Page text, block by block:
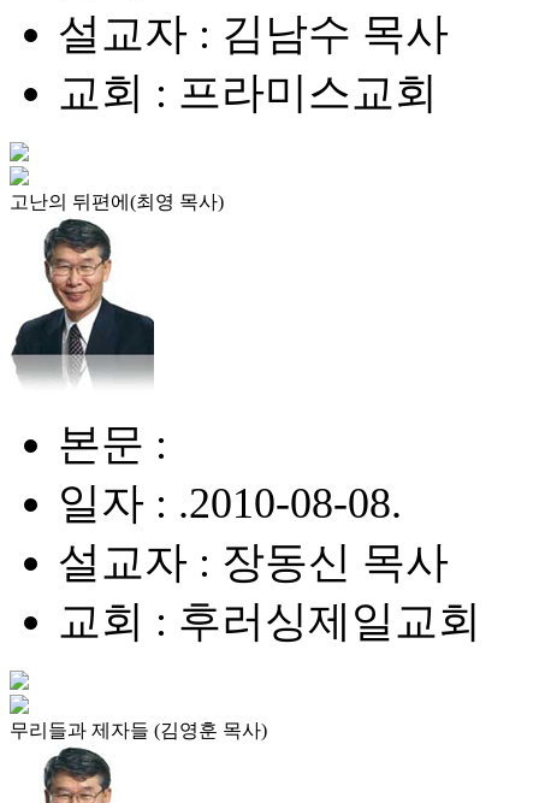
설교자 : 김남수 목사
교회 : 프라미스교회
고난의 뒤편에(최영 목사)
본문 :
일자 : .2010-08-08.
설교자 : 장동신 목사
교회 : 후러싱제일교회
무리들과 제자들 (김영훈 목사)